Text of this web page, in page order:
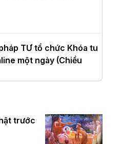
suy
tỉnh
Đề trang
–
TƯ tổ chức Khóa tu
một ngày (Chiều
pháp TƯ tổ chức Khóa tu
một ngày (Sáng
trước